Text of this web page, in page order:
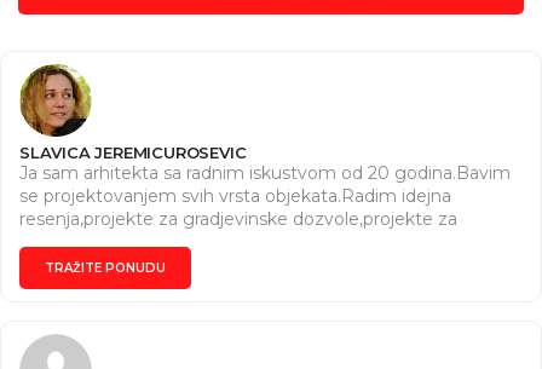
SLAVICA JEREMICUROSEVIC
Ja sam arhitekta sa radnim iskustvom od 20 godina.Bavim
se projektovanjem svih vrsta objekata.Radim idejna
resenja,projekte za gradjevinske dozvole,projekte za
izvodjenje,projekte za ozakonjenje,kao i enterijere po
projektnom zadatku investitora.Takodje se bavim i
veštačenjem u okviru struke.Trudim se da poslove obavim
sa potencijalnim investitorima.U mom timu su i kolege
statičari kao i drugi neophodni inženjeri za izradu projekata.
TRAŽITE PONUDU